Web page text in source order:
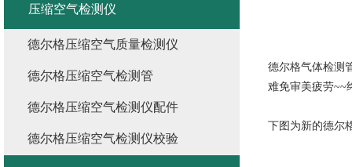
德尔格气体检测
难免审美疲劳~~
下图为新的德尔
压缩空气检测仪
德尔格压缩空气质量检测仪
德尔格压缩空气检测管
德尔格压缩空气检测仪配件
德尔格压缩空气检测仪校验